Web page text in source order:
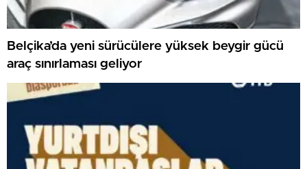
Belçika’da yeni sürücülere yüksek beygir gücü
araç sınırlaması geliyor